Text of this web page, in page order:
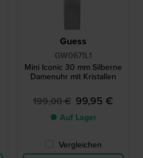
Guess
GW0671L1
Mini Iconic 30 mm Silberne
Damenuhr mit Kristallen
199,00 € 99,95 €
● Auf Lager
Vergleichen